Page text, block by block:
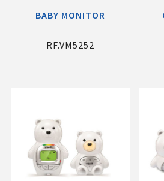
BABY MONITOR
RF.VM5252